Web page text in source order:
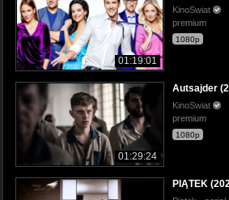
01:19:01
KinoSwiat
premium
1080p
01:29:24
Autsajder
KinoSwiat
premium
1080p
PIĄTEK